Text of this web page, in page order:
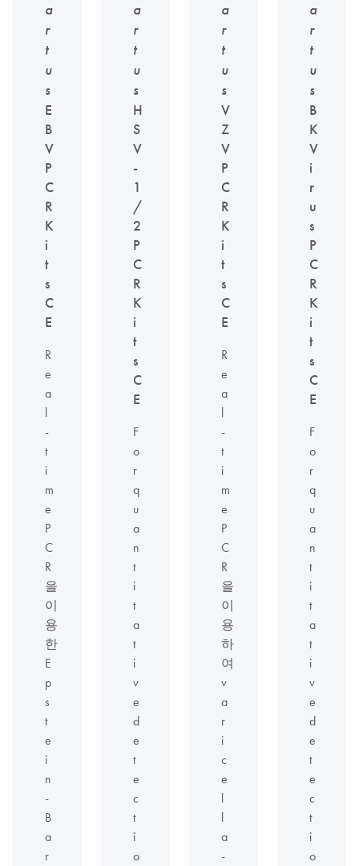
a
r
t
u
s
E
B
V
P
C
R
K
i
t
s
C
E
R
e
a
l
-
t
i
m
e
P
C
R
을
이
용
한
E
p
s
t
e
i
n
-
B
a
r
a
r
t
u
s
H
S
V
-
1
/
2
P
C
R
K
i
t
s
C
E
F
o
r
q
u
a
n
t
i
t
a
t
i
v
e
d
e
t
e
c
t
i
o
a
r
t
u
s
V
Z
V
P
C
R
K
i
t
s
C
E
R
e
a
l
-
t
i
m
e
P
C
R
을
이
용
하
여
v
a
r
i
c
e
l
l
a
-
a
r
t
u
s
B
K
V
i
r
u
s
P
C
R
K
i
t
s
C
E
F
o
r
q
u
a
n
t
i
t
a
t
i
v
e
d
e
t
e
c
t
i
o